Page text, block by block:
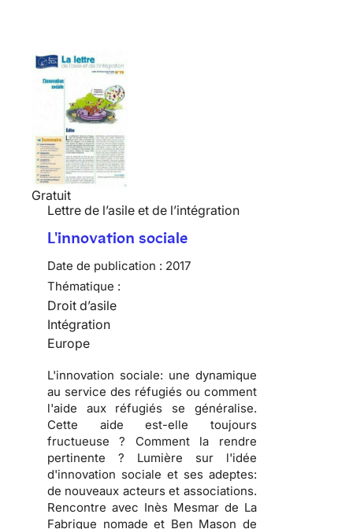
Gratuit
Lettre de l’asile et de l’intégration
L'innovation sociale
Date de publication : 2017
Thématique :
Droit d’asile
Intégration
Europe
L'innovation sociale: une dynamique
au service des réfugiés ou comment
l'aide aux réfugiés se généralise.
Cette aide est-elle toujours
fructueuse ? Comment la rendre
pertinente ? Lumière sur l'idée
d'innovation sociale et ses adeptes:
de nouveaux acteurs et associations.
Rencontre avec Inès Mesmar de La
Fabrique nomade et Ben Mason de